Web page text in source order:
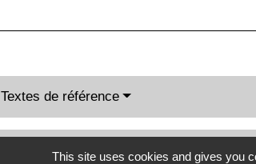
Textes de référence
Services en ligne et formulaires
This site uses cookies and gives you